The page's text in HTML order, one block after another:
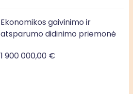
Ekonomikos gaivinimo ir
atsparumo didinimo priemonė
1 900 000,00 €